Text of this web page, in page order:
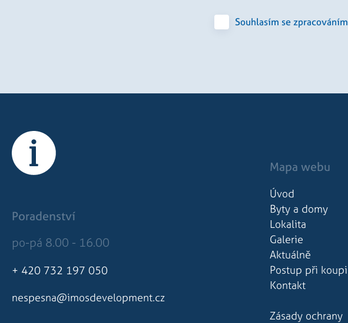
Souhlasím se zpracováním
Poradenství
po-pá 8.00 - 16.00
+ 420 732 197 050
nespesna@imosdevelopment.cz
Mapa webu
Úvod
Byty a domy
Lokalita
Galerie
Aktuálně
Postup při koupi
Kontakt
Zásady ochrany
náhodně vygenerovaného čísla jako identifikátoru klienta. Je součástí
každého požadavku na stránku na webu a slouží k výpočtu údajů o
návštěvnících, relacích a kampaních pro analytické přehledy webů.
koncový uživatel mohl vidět před návštěvou uvedeného webu.